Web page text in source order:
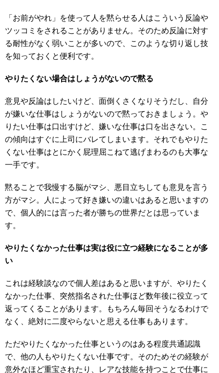
「お前がやれ」を使って人を黙らせる人はこういう反論や
ツッコミをされることがありません。そのため反論に対す
る耐性がなく弱いことが多いので、このような切り返し技
を知っておくと便利です。
やりたくない場合はしょうがないので黙る
意見や反論はしたいけど、面倒くさくなりそうだし、自分
が嫌いな仕事はしょうがないので黙っておきましょう。や
りたい仕事は口出すけど、嫌いな仕事は口を出さない。こ
の傾向はすぐに上司にバレてしまいます。それでもやりた
くない仕事はとにかく屁理屈こねて逃げまわるのも大事な
一手です。
黙ることで我慢する脳がマシ、悪目立ちしても意見を言う
方がマシ。人によって好き嫌いの違いはあると思いますの
で、個人的には言った者が勝ちの世界だとは思っていま
す。
やりたくなかった仕事は実は役に立つ経験になることが多
い
これは経験談なので個人差はあると思いますが、やりたく
なかった仕事、突然指名された仕事ほど数年後に役立って
返ってくることがあります。もちろん毎回そうなるわけで
なく、絶対に二度やらないと思える仕事もあります。
ただやりたくなかった仕事というのはある程度共通認識
で、他の人もやりたくない仕事です。そのためその経験が
意外なほど重宝されたり、レアな技能を持つことで仕事に